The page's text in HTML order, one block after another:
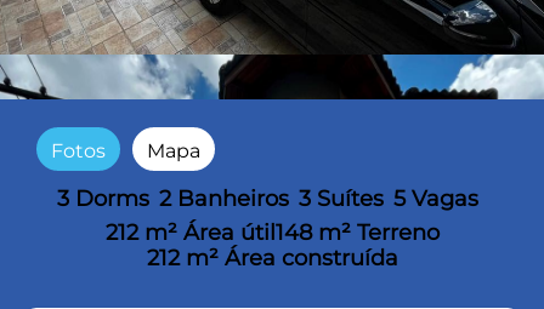
Fotos Mapa
3 Dorms 2 Banheiros 3 Suítes 5 Vagas
212 m² Área útil 148 m² Terreno
212 m² Área construída